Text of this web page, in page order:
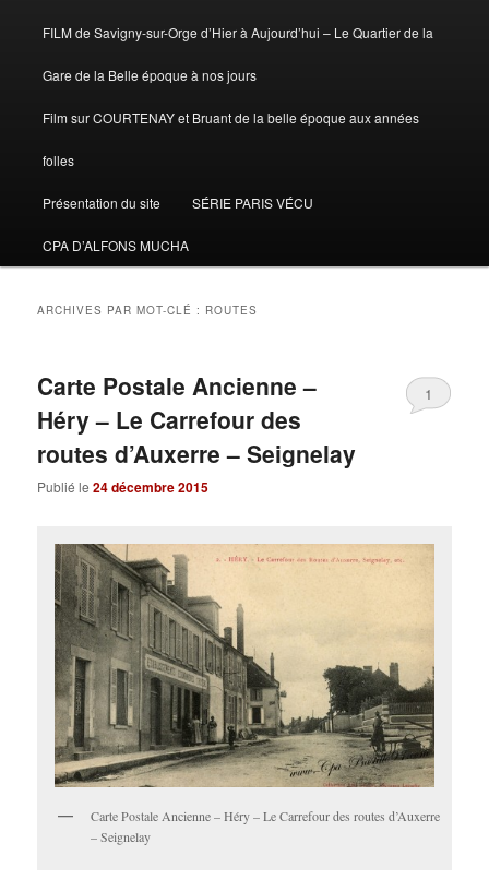
FILM de Savigny-sur-Orge d’Hier à Aujourd’hui – Le Quartier de la
Gare de la Belle époque à nos jours
Film sur COURTENAY et Bruant de la belle époque aux années
folles
Présentation du site SÉRIE PARIS VÉCU
CPA D’ALFONS MUCHA
ARCHIVES PAR MOT-CLÉ : ROUTES
Carte Postale Ancienne –
Héry – Le Carrefour des
routes d’Auxerre – Seignelay
Publié le24 décembre 2015
1
Carte Postale Ancienne – Héry – Le Carrefour des routes d’Auxerre
– Seignelay